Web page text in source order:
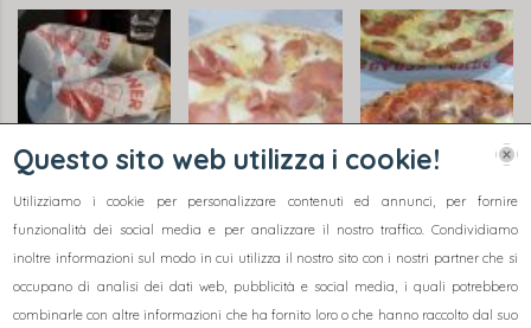
Questo sito web utilizza i cookie!
Utilizziamo i cookie per personalizzare contenuti ed annunci, per fornire
funzionalità dei social media e per analizzare il nostro traffico. Condividiamo
inoltre informazioni sul modo in cui utilizza il nostro sito con i nostri partner che si
occupano di analisi dei dati web, pubblicità e social media, i quali potrebbero
combinarle con altre informazioni che ha fornito loro o che hanno raccolto dal suo